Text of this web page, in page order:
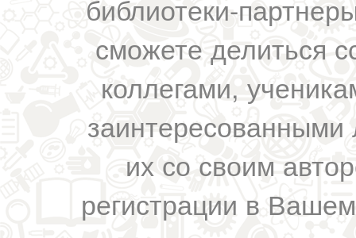
библиотеки-
сможете делиться
коллегами,
их со своим
регистрации в